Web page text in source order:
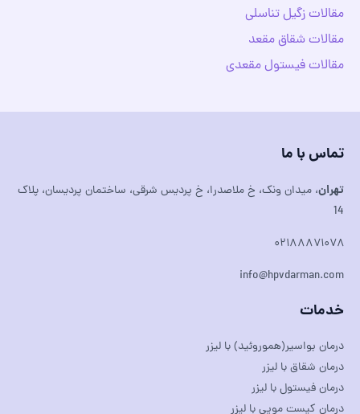
مقالات زگیل تناسلی
مقالات شقاق مقعد
مقالات فیستول مقعدی
تماس با ما
تهران، میدان ونک، خ ملاصدرا، خ پردیس شرقی، ساختمان پردیسان، پلاک
14
۰۲۱۸۸۸۷۱۰۷۸
info@hpvdarman.com
خدمات
درمان بواسیر(هموروئید) با لیزر
درمان شقاق با لیزر
درمان فیستول با لیزر
درمان کیست مویی با لیزر